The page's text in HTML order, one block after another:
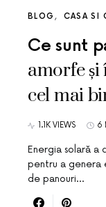
BLOG CASA SI
Ce sunt
amorfe și
cel mai
1.1K VIEWS 6
Energia solară a
pentru a
de panouri…